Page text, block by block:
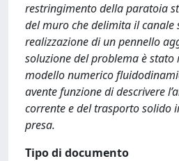
restringimento della paratoia
del muro che delimita il canale
realizzazione di un pennello
soluzione del problema è stato
modello numerico
avente funzione di descrivere
corrente e del trasporto solido
presa.
Tipo di documento